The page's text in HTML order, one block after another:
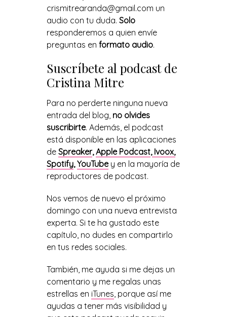
crismitrearanda@gmail.com un
audio con tu duda. Solo
responderemos a quien envíe
preguntas en formato audio.
Suscríbete al podcast de
Cristina Mitre
Para no perderte ninguna nueva
entrada del blog, no olvides
suscribirte. Además, el podcast
está disponible en las aplicaciones
de Spreaker,Apple Podcast,Ivoox,
Spotify,YouTubey en la mayoría de
reproductores de podcast.
Nos vemos de nuevo el próximo
domingo con una nueva entrevista
experta. Si te ha gustado este
capítulo, no dudes en compartirlo
en tus redes sociales.
También, me ayuda si me dejas un
comentario y me regalas unas
estrellas en iTunes, porque así me
ayudas a tener más visibilidad y